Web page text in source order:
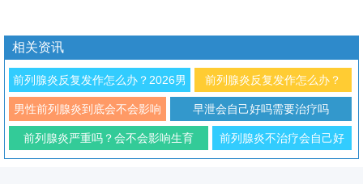
相关资讯
前列腺炎反复发作怎么办？2026男
科专家解析治疗与预防方法
前列腺炎反复发作怎么办？
2026年男性科学防治与日常调
理指南
男性前列腺炎到底会不会影响
性功能
早泄会自己好吗需要治疗吗
前列腺炎严重吗？会不会影响生育
前列腺炎不治疗会自己好
吗？对生育有影响吗